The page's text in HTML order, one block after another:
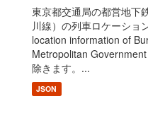
東京都交通局の都営地下
川線）の列車ロケーショ
location information of
Metropolitan
除きます。...
JSON